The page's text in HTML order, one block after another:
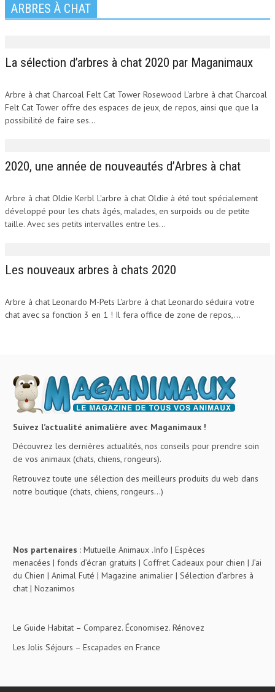
ARBRES À CHAT
La sélection d’arbres à chat 2020 par Maganimaux
Arbre à chat Charcoal Felt Cat Tower Rosewood L'arbre à chat Charcoal
Felt Cat Tower offre des espaces de jeux, de repos, ainsi que que la
possibilité de faire ses...
2020, une année de nouveautés d’Arbres à chat
Arbre à chat Oldie Kerbl L'arbre à chat Oldie à été tout spécialement
développé pour les chats âgés, malades, en surpoids ou de petite
taille. Avec ses petits intervalles entre les...
Les nouveaux arbres à chats 2020
Arbre à chat Leonardo M-Pets L'arbre à chat Leonardo séduira votre
chat avec sa fonction 3 en 1 ! Il fera office de zone de repos,...
Suivez l’actualité animalière avec Maganimaux !
Découvrez les dernières actualités, nos conseils pour prendre soin
de vos animaux (chats, chiens, rongeurs).
Retrouvez toute une sélection des meilleurs produits du web dans
notre boutique (chats, chiens, rongeurs…)
Nos partenaires : Mutuelle Animaux .Info | Espèces
menacées | fonds d’écran gratuits | Coffret Cadeaux pour chien | J’ai
du Chien | Animal Futé | Magazine animalier | Sélection d’arbres à
chat | Nozanimos
Le Guide Habitat – Comparez. Économisez. Rénovez
Les Jolis Séjours – Escapades en France